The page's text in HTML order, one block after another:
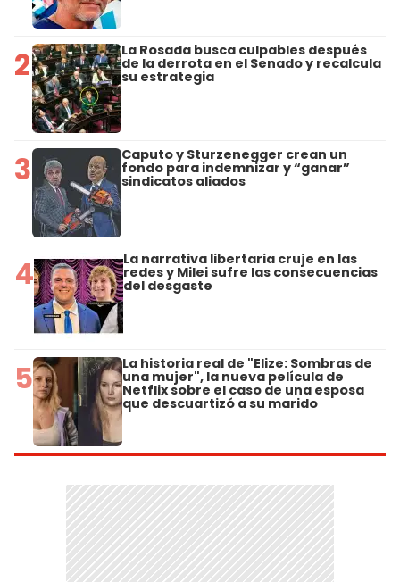
2 La Rosada busca culpables después
de la derrota en el Senado y recalcula
su estrategia
3 Caputo y Sturzenegger crean un
fondo para indemnizar y “ganar”
sindicatos aliados
4 La narrativa libertaria cruje en las
redes y Milei sufre las consecuencias
del desgaste
5 La historia real de "Elize: Sombras de
una mujer", la nueva película de
Netflix sobre el caso de una esposa
que descuartizó a su marido